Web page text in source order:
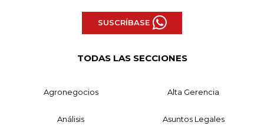
SUSCRÍBASE
TODAS LAS SECCIONES
Agronegocios Alta Gerencia
Análisis Asuntos Legales